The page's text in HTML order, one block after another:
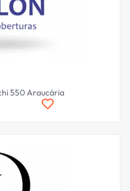
550 Araucária